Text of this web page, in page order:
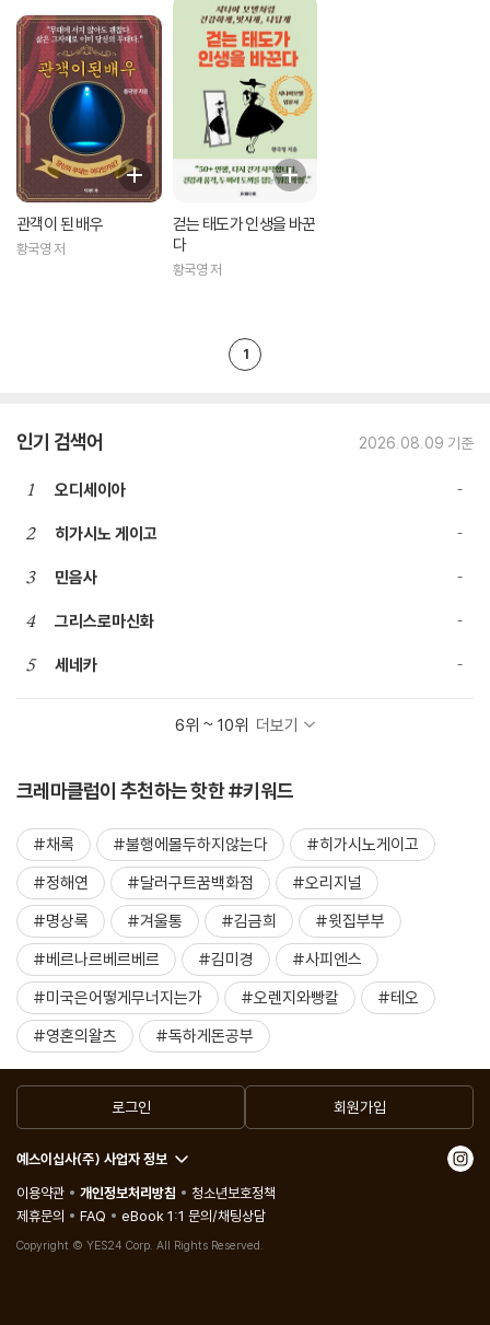
관객이 된 배우
황국영 저
걷는 태도가 인생을 바꾼
다
황국영 저
1
인기 검색어 2026.08.09 기준
1 오디세이아
2 히가시노 게이고
3 민음사
4 그리스로마신화
5 세네카
6위 ~ 10위 더보기
크레마클럽이 추천하는 핫한 #키워드
#채록 #불행에몰두하지않는다
#히가시노게이고
#정해연
#달러구트꿈백화점
#오리지널
#명상록
#겨울통 #김금희
#윗집부부
#베르나르베르베르
#김미경
#사피엔스
#미국은어떻게무너지는가
#오렌지와빵칼
#테오
#영혼의왈츠
#독하게돈공부
로그인 회원가입
예스이십사(주) 사업자 정보
이용약관
개인정보처리방침
청소년보호정책
제휴문의
FAQ eBook 1:1 문의/채팅상담
Copyright © YES24 Corp. All Rights Reserved.